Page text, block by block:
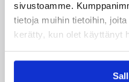
sivustoamme.
tietoja muihin tietoihin,
kerätty, kun olet käyttänyt